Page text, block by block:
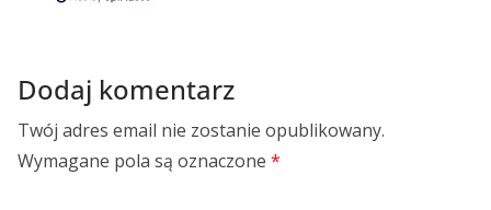
Dodaj komentarz
Twój adres email nie zostanie opublikowany.
Wymagane pola są oznaczone *